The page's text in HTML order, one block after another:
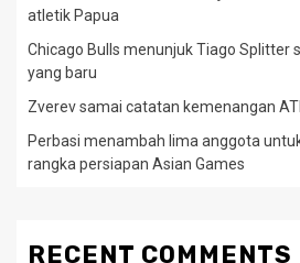
atletik Papua
Chicago Bulls menunjuk Tiago Splitter
yang baru
Zverev samai catatan kemenangan
Perbasi menambah lima anggota
rangka persiapan Asian Games
RECENT COMMENTS